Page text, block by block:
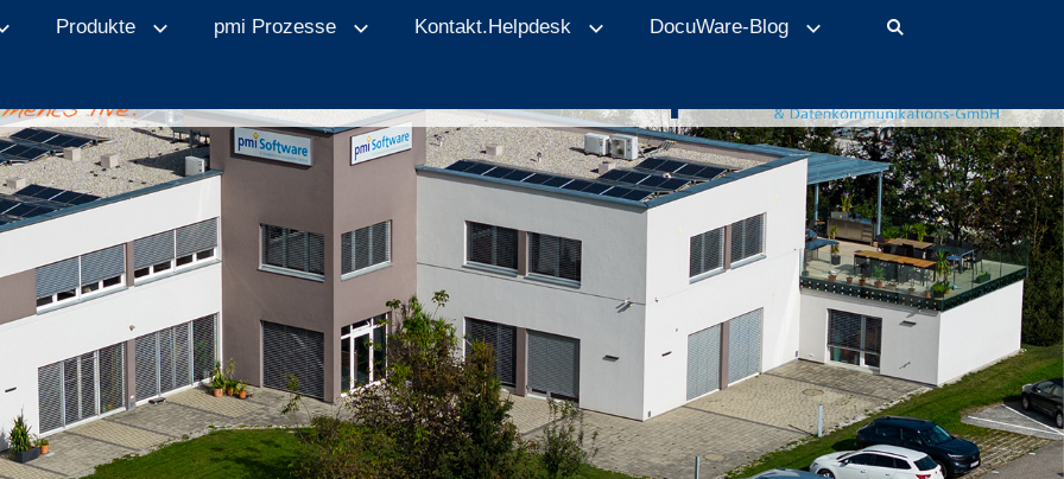
Produkte pmi Prozesse Kontakt.Helpdesk DocuWare-Blog